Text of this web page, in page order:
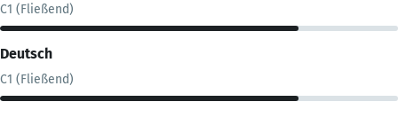
C1 (Fließend)
Deutsch
C1 (Fließend)